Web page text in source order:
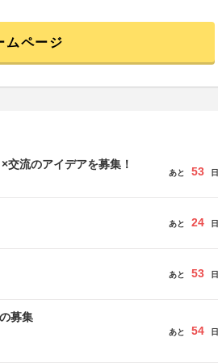
ムページ
流のアイデアを募集！
あと 53 日
あと 24 日
あと 53 日
募集
あと 54 日